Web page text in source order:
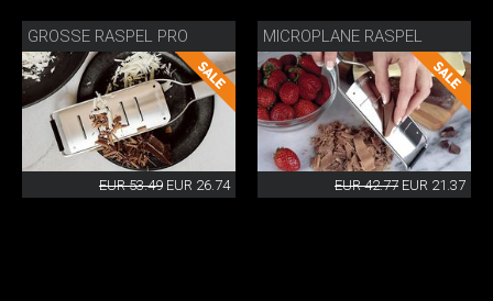
GROSSE RASPEL PRO
EUR 53.49 EUR 26.74
MICROPLANE RASPEL
EUR 42.77 EUR 21.37